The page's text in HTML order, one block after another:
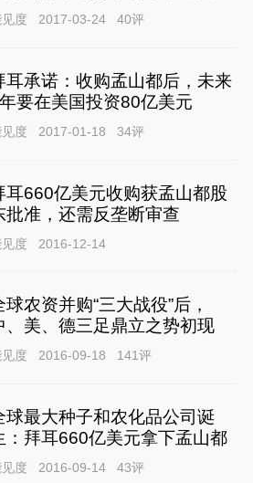
度 2017-03-24 40评
耳承诺：收购孟山都后，未来
要在美国投资80亿美元
度 2017-01-18 34评
耳660亿美元收购获孟山都股
批准，还需反垄断审查
度 2016-12-14
球农资并购“三大战役”后，
、美、德三足鼎立之势初现
度 2016-09-18 141评
球最大种子和农化品公司诞
：拜耳660亿美元拿下孟山都
度 2016-09-14 43评